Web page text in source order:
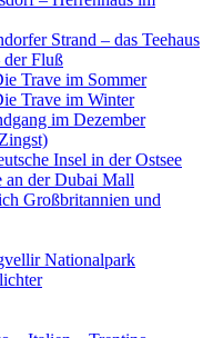
Strand – das Teehaus
der Fluß
Trave im Sommer
Trave im Winter
im Dezember
Insel in der Ostsee
an der Dubai Mall
Großbritannien und
Nationalpark